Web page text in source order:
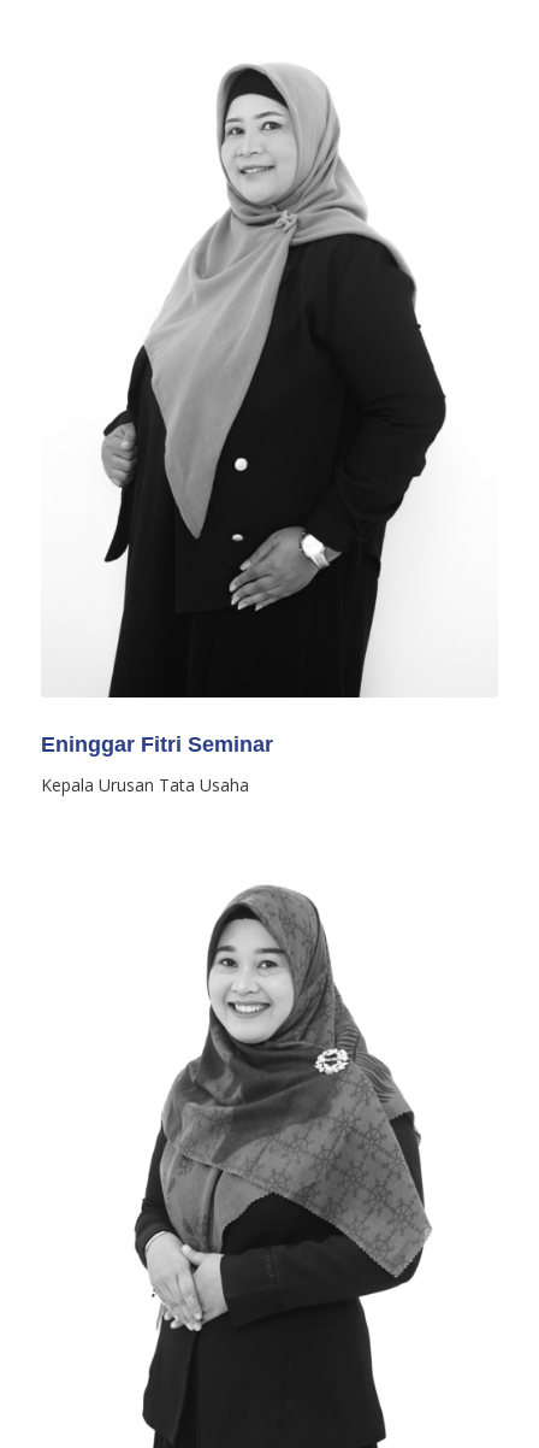
Eninggar Fitri Seminar
Kepala Urusan Tata Usaha